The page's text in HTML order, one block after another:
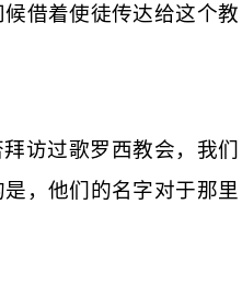
借着使徒传达给这个教
访过歌罗西教会，我们
，他们的名字对于那里